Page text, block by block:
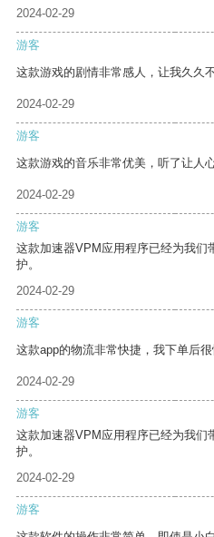
2024-02-29
游客
这款游戏的剧情非常感人，让我久久
2024-02-29
游客
这款游戏的音乐非常优美，听了让人
2024-02-29
游客
这款加速器VPM应用程序已经为我们
护。
2024-02-29
游客
这款app的物流非常快捷，我下单后很
2024-02-29
游客
这款加速器VPM应用程序已经为我们
护。
2024-02-29
游客